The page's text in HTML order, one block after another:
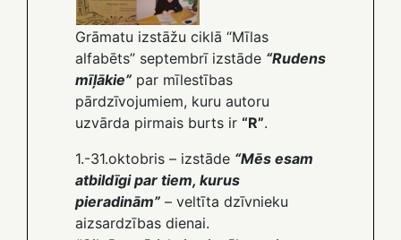
Grāmatu izstāžu ciklā “Mīlas
alfabēts” septembrī izstāde “Rudens
mīļākie” par mīlestības
pārdzīvojumiem, kuru autoru
uzvārda pirmais burts ir “R”.
1.-31.oktobris – izstāde “Mēs esam
atbildīgi par tiem, kurus
pieradinām” – veltīta dzīvnieku
aizsardzības dienai.